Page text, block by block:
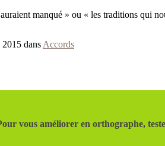
manqué » ou « les traditions qui
dans Accords
vous améliorer en orthographe,